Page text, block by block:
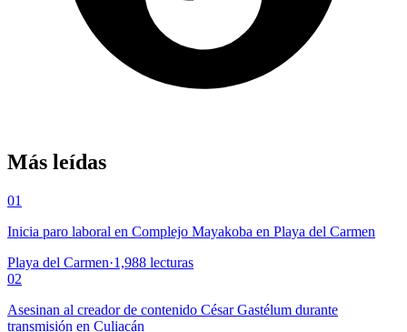
Más leídas
01
Inicia paro laboral en Complejo Mayakoba en Playa del Carmen
Playa del Carmen·1,988 lecturas
02
Asesinan al creador de contenido César Gastélum durante
transmisión en Culiacán